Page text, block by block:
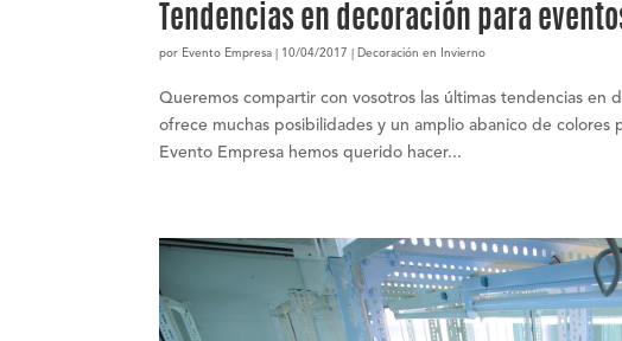
Tendencias en decoración para
por Evento Empresa 10/04/2017 Decoración en Invierno
Queremos compartir con vosotros las últimas tendencias en
ofrece muchas posibilidades y un amplio abanico de
Evento Empresa hemos querido hacer...